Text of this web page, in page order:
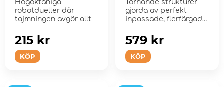
Högoktaniga
robotdueller där
tajmningen avgör allt
KÖP
215 kr
Tornande strukturer
gjorda av perfekt
inpassade, flerfärgade
ha...
KÖP
579 kr